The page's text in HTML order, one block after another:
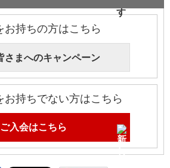
お持ちの方はこちら
さまへのキャンペーン
お持ちでない方はこちら
ご入会はこちら